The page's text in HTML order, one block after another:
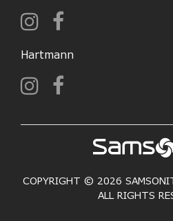
Hartmann
COPYRIGHT © 2026
ALL RIGHTS